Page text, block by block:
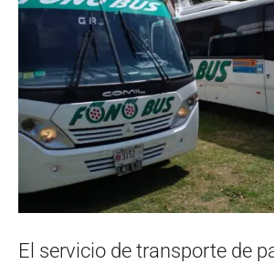
El servicio de transporte de